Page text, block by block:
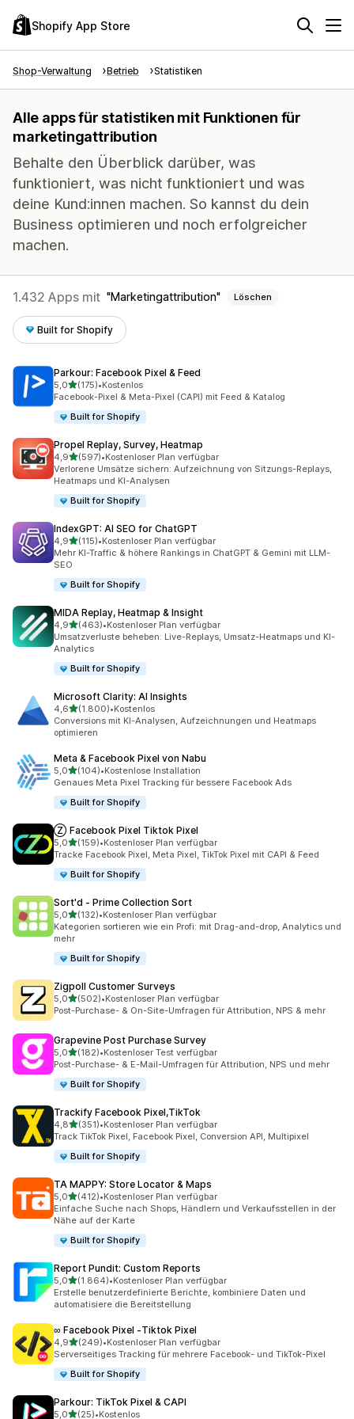
Shopify App Store
Shop-Verwaltung Betrieb Statistiken
Alle apps für statistiken mit Funktionen für
marketingattribution
Behalte den Überblick darüber, was
funktioniert, was nicht funktioniert und was
deine Kund:innen machen. So kannst du dein
Business optimieren und noch erfolgreicher
machen.
1.432 Apps mit Marketingattribution Löschen
Built for Shopify
Parkour: Facebook Pixel & Feed
5,0von 5 Sternen
(175)
175 Rezensionen insgesamt
•Kostenlos
Facebook-Pixel & Meta-Pixel (CAPI) mit Feed & Katalog
Built for Shopify
Propel Replay, Survey, Heatmap
4,9von 5 Sternen
(597)
597 Rezensionen insgesamt
•Kostenloser Plan verfügbar
Verlorene Umsätze sichern: Aufzeichnung von Sitzungs-Replays,
Heatmaps und KI-Analysen
Built for Shopify
IndexGPT: AI SEO for ChatGPT
4,9von 5 Sternen
(115)
115 Rezensionen insgesamt
•Kostenloser Plan verfügbar
Mehr KI-Traffic & höhere Rankings in ChatGPT & Gemini mit LLM-
SEO
Built for Shopify
MIDA Replay, Heatmap & Insight
4,9von 5 Sternen
(463)
463 Rezensionen insgesamt
•Kostenloser Plan verfügbar
Umsatzverluste beheben: Live-Replays, Umsatz-Heatmaps und KI-
Analytics
Built for Shopify
Microsoft Clarity: AI Insights
4,6von 5 Sternen
(1.800)
1800 Rezensionen insgesamt
•Kostenlos
Conversions mit KI-Analysen, Aufzeichnungen und Heatmaps
optimieren
Meta & Facebook Pixel von Nabu
5,0von 5 Sternen
(104)
104 Rezensionen insgesamt
•Kostenlose Installation
Genaues Meta Pixel Tracking für bessere Facebook Ads
Built for Shopify
Ⓩ Facebook Pixel Tiktok Pixel
5,0von 5 Sternen
(159)
159 Rezensionen insgesamt
•Kostenloser Plan verfügbar
Tracke Facebook Pixel, Meta Pixel, TikTok Pixel mit CAPI & Feed
Built for Shopify
Sort'd ‑ Prime Collection Sort
5,0von 5 Sternen
(132)
132 Rezensionen insgesamt
•Kostenloser Plan verfügbar
Kategorien sortieren wie ein Profi: mit Drag-and-drop, Analytics und
mehr
Built for Shopify
Zigpoll Customer Surveys
5,0von 5 Sternen
(502)
502 Rezensionen insgesamt
•Kostenloser Plan verfügbar
Post-Purchase- & On-Site-Umfragen für Attribution, NPS & mehr
Grapevine Post Purchase Survey
5,0von 5 Sternen
(182)
182 Rezensionen insgesamt
•Kostenloser Test verfügbar
Post-Purchase- & E-Mail-Umfragen für Attribution, NPS und mehr
Built for Shopify
Trackify Facebook Pixel,TikTok
4,8von 5 Sternen
(351)
351 Rezensionen insgesamt
•Kostenloser Plan verfügbar
Track TikTok Pixel, Facebook Pixel, Conversion API, Multipixel
Built for Shopify
TA MAPPY: Store Locator & Maps
5,0von 5 Sternen
(412)
412 Rezensionen insgesamt
•Kostenloser Plan verfügbar
Einfache Suche nach Shops, Händlern und Verkaufsstellen in der
Nähe auf der Karte
Built for Shopify
Report Pundit: Custom Reports
5,0von 5 Sternen
(1.864)
1864 Rezensionen insgesamt
•Kostenloser Plan verfügbar
Erstelle benutzerdefinierte Berichte, kombiniere Daten und
automatisiere die Bereitstellung
∞ Facebook Pixel ‑Tiktok Pixel
4,9von 5 Sternen
(249)
249 Rezensionen insgesamt
•Kostenloser Plan verfügbar
Serverseitiges Tracking für mehrere Facebook- und TikTok-Pixel
Built for Shopify
Parkour: TikTok Pixel & CAPI
5,0von 5 Sternen
(25)•Kostenlos